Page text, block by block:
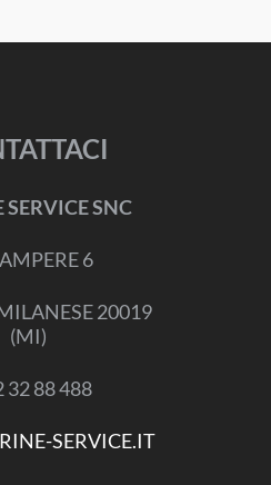
SNC
6
20019
(MI)
32 88 488
SERVICE.IT